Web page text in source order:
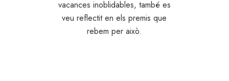
vacances inoblidables, també es
veu reflectit en els premis que
rebem per això.